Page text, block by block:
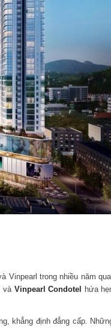
Vinpearl trong nhiều năm qua.
và Vinpearl Condotel hứa
khẳng định đẳng cấp.